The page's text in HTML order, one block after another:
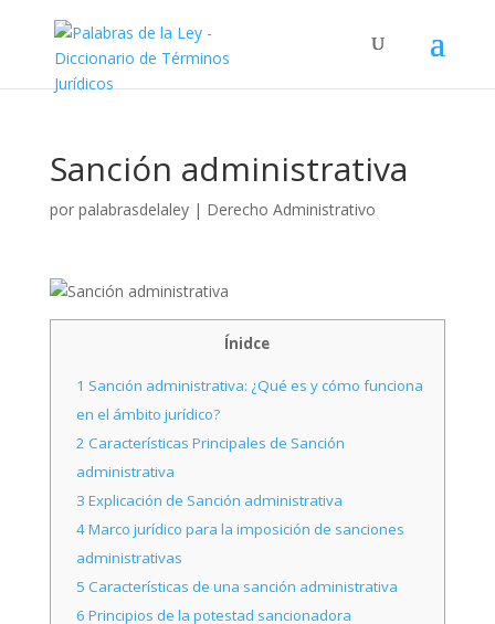
Sanción administrativa
por palabrasdelaley| Derecho Administrativo
Ínidce
1 Sanción administrativa: ¿Qué es y cómo funciona
en el ámbito jurídico?
2 Características Principales de Sanción
administrativa
3 Explicación de Sanción administrativa
4Marco jurídico para la imposición de sanciones
administrativas
5 Características de una sanción administrativa
6 Principios de la potestad sancionadora